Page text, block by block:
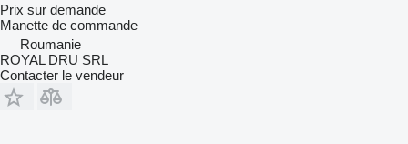
Prix sur demande
Manette de commande
Roumanie
ROYAL DRU SRL
Contacter le vendeur